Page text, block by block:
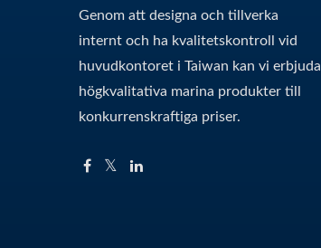
Genom att designa och tillverka
internt och ha kvalitetskontroll vid
huvudkontoret i Taiwan kan vi erbjuda
högkvalitativa marina produkter till
konkurrenskraftiga priser.